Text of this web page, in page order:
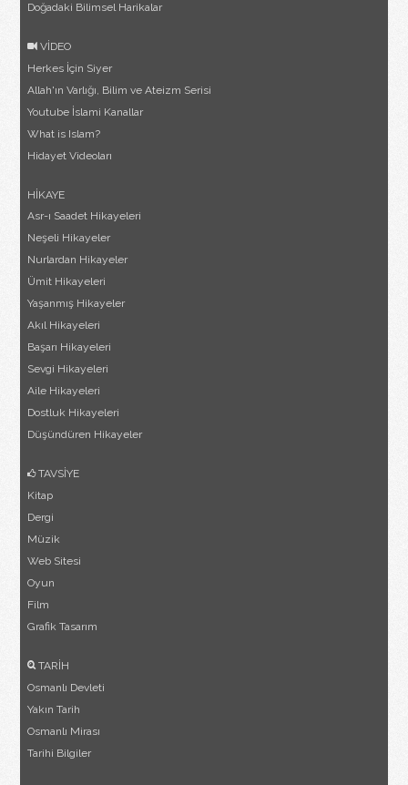
Doğadaki Bilimsel Harikalar
VİDEO
Herkes İçin Siyer
Allah'ın Varlığı, Bilim ve Ateizm Serisi
Youtube İslami Kanallar
What is Islam?
Hidayet Videoları
HİKAYE
Asr-ı Saadet Hikayeleri
Neşeli Hikayeler
Nurlardan Hikayeler
Ümit Hikayeleri
Yaşanmış Hikayeler
Akıl Hikayeleri
Başarı Hikayeleri
Sevgi Hikayeleri
Aile Hikayeleri
Dostluk Hikayeleri
Düşündüren Hikayeler
TAVSİYE
Kitap
Dergi
Müzik
Web Sitesi
Oyun
Film
Grafik Tasarım
TARİH
Osmanlı Devleti
Yakın Tarih
Osmanlı Mirası
Tarihi Bilgiler